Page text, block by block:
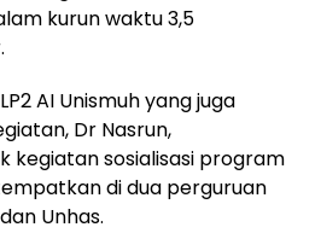
kurun waktu 3,5
AI Unismuh yang juga
Dr Nasrun,
kegiatan sosialisasi program
di dua perguruan
Unhas.